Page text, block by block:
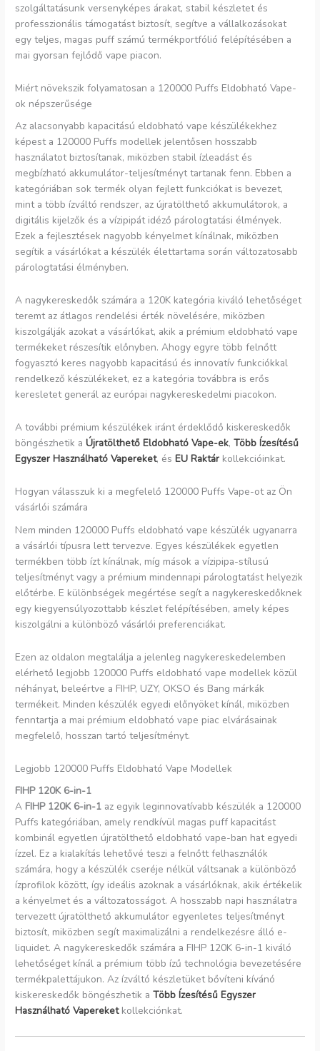
szolgáltatásunk versenyképes árakat, stabil készletet és
professzionális támogatást biztosít, segítve a vállalkozásokat
egy teljes, magas puff számú termékportfólió felépítésében a
mai gyorsan fejlődő vape piacon.
Miért növekszik folyamatosan a 120000 Puffs Eldobható Vape-
ok népszerűsége
Az alacsonyabb kapacitású eldobható vape készülékekhez
képest a 120000 Puffs modellek jelentősen hosszabb
használatot biztosítanak, miközben stabil ízleadást és
megbízható akkumulátor-teljesítményt tartanak fenn. Ebben a
kategóriában sok termék olyan fejlett funkciókat is bevezet,
mint a több ízváltó rendszer, az újratölthető akkumulátorok, a
digitális kijelzők és a vízipipát idéző párologtatási élmények.
Ezek a fejlesztések nagyobb kényelmet kínálnak, miközben
segítik a vásárlókat a készülék élettartama során változatosabb
párologtatási élményben.
A nagykereskedők számára a 120K kategória kiváló lehetőséget
teremt az átlagos rendelési érték növelésére, miközben
kiszolgálják azokat a vásárlókat, akik a prémium eldobható vape
termékeket részesítik előnyben. Ahogy egyre több felnőtt
fogyasztó keres nagyobb kapacitású és innovatív funkciókkal
rendelkező készülékeket, ez a kategória továbbra is erős
keresletet generál az európai nagykereskedelmi piacokon.
A további prémium készülékek iránt érdeklődő kiskereskedők
böngészhetik aÚjratölthető Eldobható Vape-ek,Több Ízesítésű
Egyszer Használható Vapereket, ésEU Raktár kollekcióinkat.
Hogyan válasszuk ki a megfelelő 120000 Puffs Vape-ot az Ön
vásárlói számára
Nem minden 120000 Puffs eldobható vape készülék ugyanarra
a vásárlói típusra lett tervezve. Egyes készülékek egyetlen
termékben több ízt kínálnak, míg mások a vízipipa-stílusú
teljesítményt vagy a prémium mindennapi párologtatást helyezik
előtérbe. E különbségek megértése segít a nagykereskedőknek
egy kiegyensúlyozottabb készlet felépítésében, amely képes
kiszolgálni a különböző vásárlói preferenciákat.
Ezen az oldalon megtalálja a jelenleg nagykereskedelemben
elérhető legjobb 120000 Puffs eldobható vape modellek közül
néhányat, beleértve a FIHP, UZY, OKSO és Bang márkák
termékeit. Minden készülék egyedi előnyöket kínál, miközben
fenntartja a mai prémium eldobható vape piac elvárásainak
megfelelő, hosszan tartó teljesítményt.
Legjobb 120000 Puffs Eldobható Vape Modellek
FIHP 120K 6-in-1
A FIHP 120K 6-in-1 az egyik leginnovatívabb készülék a 120000
Puffs kategóriában, amely rendkívül magas puff kapacitást
kombinál egyetlen újratölthető eldobható vape-ban hat egyedi
ízzel. Ez a kialakítás lehetővé teszi a felnőtt felhasználók
számára, hogy a készülék cseréje nélkül váltsanak a különböző
ízprofilok között, így ideális azoknak a vásárlóknak, akik értékelik
a kényelmet és a változatosságot. A hosszabb napi használatra
tervezett újratölthető akkumulátor egyenletes teljesítményt
biztosít, miközben segít maximalizálni a rendelkezésre álló e-
liquidet. A nagykereskedők számára a FIHP 120K 6-in-1 kiváló
lehetőséget kínál a prémium több ízű technológia bevezetésére
termékpalettájukon. Az ízváltó készletüket bővíteni kívánó
kiskereskedők böngészhetik aTöbb Ízesítésű Egyszer
Használható Vapereketkollekciónkat.